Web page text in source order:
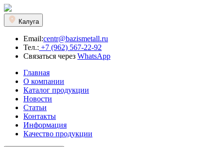
Калуга
Email:centr@bazismetall.ru
Тел.: +7 (962) 567-22-92
Связаться через WhatsApp
Главная
О компании
Каталог продукции
Новости
Статьи
Контакты
Информация
Качество продукции